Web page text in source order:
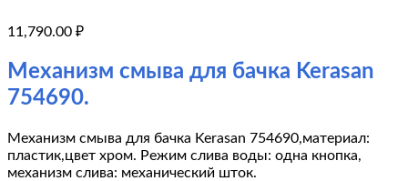
11,790.00 ₽
Механизм смыва для бачка Kerasan
754690.
Механизм смыва для бачка Kerasan 754690,материал:
пластик,цвет хром. Режим слива воды: одна кнопка,
механизм слива: механический шток.